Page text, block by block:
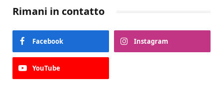
Rimani in contatto
Facebook Instagram
YouTube